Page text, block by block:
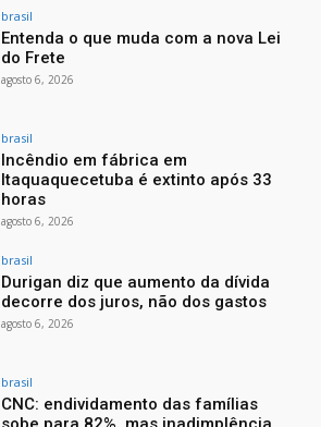
brasil
Entenda o que muda com a nova Lei
do Frete
agosto 6, 2026
brasil
Incêndio em fábrica em
Itaquaquecetuba é extinto após 33
horas
agosto 6, 2026
brasil
Durigan diz que aumento da dívida
decorre dos juros, não dos gastos
agosto 6, 2026
brasil
CNC: endividamento das famílias